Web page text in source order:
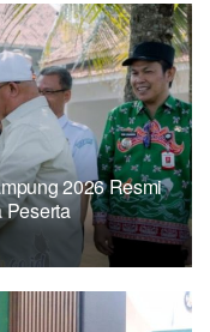
2026 Resmi
Peserta